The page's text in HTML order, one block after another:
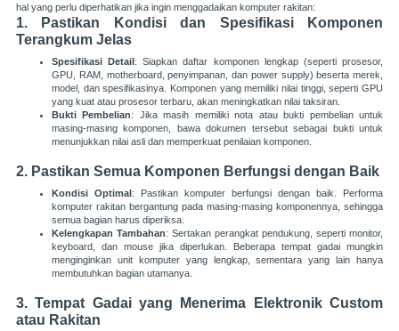
hal yang perlu diperhatikan jika ingin menggadaikan komputer rakitan:
1.
Pastikan Kondisi dan Spesifikasi Komponen
Terangkum Jelas
Spesifikasi Detail: Siapkan daftar komponen lengkap (seperti prosesor,
GPU, RAM, motherboard, penyimpanan, dan power supply) beserta merek,
model, dan spesifikasinya. Komponen yang memiliki nilai tinggi, seperti GPU
yang kuat atau prosesor terbaru, akan meningkatkan nilai taksiran.
Bukti Pembelian: Jika masih memiliki nota atau bukti pembelian untuk
masing-masing komponen, bawa dokumen tersebut sebagai bukti untuk
menunjukkan nilai asli dan memperkuat penilaian komponen.
2. Pastikan Semua Komponen Berfungsi dengan Baik
Kondisi Optimal: Pastikan komputer berfungsi dengan baik. Performa
komputer rakitan bergantung pada masing-masing komponennya, sehingga
semua bagian harus diperiksa.
Kelengkapan Tambahan: Sertakan perangkat pendukung, seperti monitor,
keyboard, dan mouse jika diperlukan. Beberapa tempat gadai mungkin
menginginkan unit komputer yang lengkap, sementara yang lain hanya
membutuhkan bagian utamanya.
3.Tempat Gadai yang Menerima Elektronik Custom
atau Rakitan